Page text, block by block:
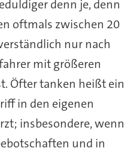
denn je, denn
oftmals zwischen 20
nur nach
mit größeren
Öfter tanken heißt ein
in den eigenen
insbesondere, wenn
und in